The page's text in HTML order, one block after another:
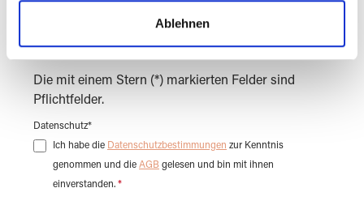
Verwendung unserer Website an unsere Partner für
soziale Medien, Werbung und Analysen weiter. Unsere
Partner führen diese Informationen möglicherweise mit
haben oder die sie im Rahmen Ihrer Nutzung der Dienste
gesammelt haben.
Ablehnen
Die mit einem Stern (*) markierten Felder sind
Pflichtfelder.
Datenschutz*
Ich habe die Datenschutzbestimmungen zur Kenntnis
genommen und die AGB gelesen und bin mit ihnen
einverstanden. *